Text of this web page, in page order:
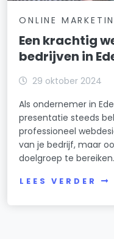
ONLINE
Een krachtig
bedrijven in
29 oktober 2024
Als ondernemer in
presentatie steeds
professioneel
van je bedrijf, maar
doelgroep te
LEES VERDER